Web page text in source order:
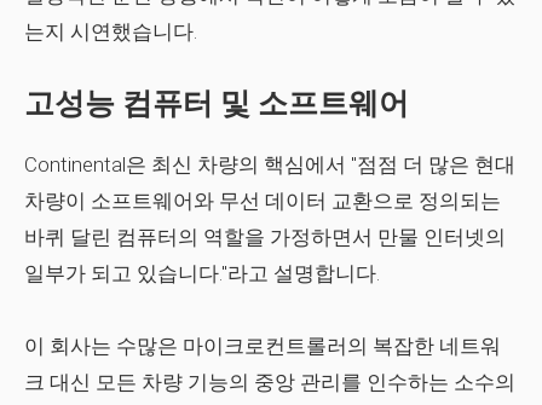
는지 시연했습니다.
고성능 컴퓨터 및 소프트웨어
Continental은 최신 차량의 핵심에서 "점점 더 많은 현대
차량이 소프트웨어와 무선 데이터 교환으로 정의되는
바퀴 달린 컴퓨터의 역할을 가정하면서 만물 인터넷의
일부가 되고 있습니다."라고 설명합니다.
이 회사는 수많은 마이크로컨트롤러의 복잡한 네트워
크 대신 모든 차량 기능의 중앙 관리를 인수하는 소수의